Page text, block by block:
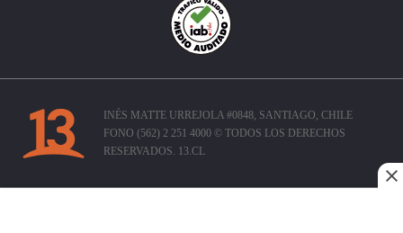
INÉS MATTE URREJOLA #0848, SANTIAGO, CHILE
FONO (562) 2 251 4000 © TODOS LOS DERECHOS
RESERVADOS. 13.CL